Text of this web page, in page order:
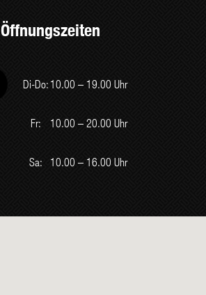
Öffnungszeiten
Di-Do: 10.00 – 19.00 Uhr
Fr: 10.00 – 20.00 Uhr
Sa: 10.00 – 16.00 Uhr